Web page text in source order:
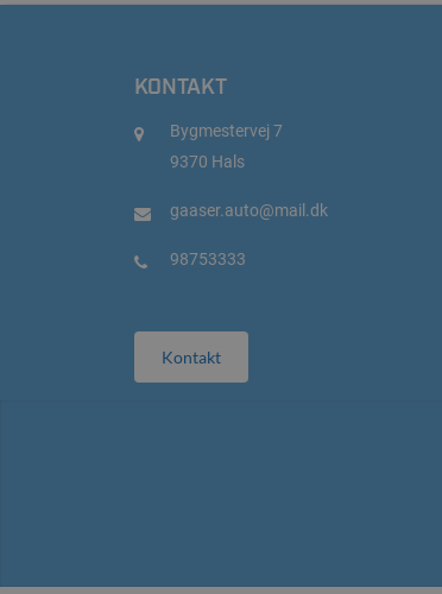
KONTAKT
Bygmestervej 7
9370 Hals
gaaser.auto@mail.dk
98753333
Kontakt